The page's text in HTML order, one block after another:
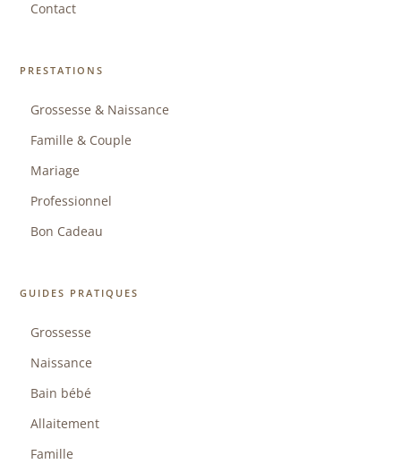
Contact
PRESTATIONS
Grossesse & Naissance
Famille & Couple
Mariage
Professionnel
Bon Cadeau
GUIDES PRATIQUES
Grossesse
Naissance
Bain bébé
Allaitement
Famille